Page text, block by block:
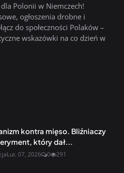
Polonii w Niemczech!
ogłoszenia drobne i
do społeczności Polaków –
wskazówki na co dzień w
kontra mięso. Bliźniaczy
który dał...
Lut. 07, 2026 0 291